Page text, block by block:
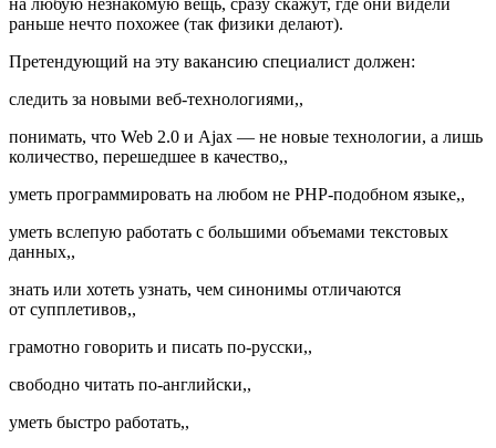
раньше нечто похожее (так физики делают).
Претендующий на эту вакансию специалист должен:
следить за новыми веб-технологиями,,
понимать, что Web 2.0 и Ajax — не новые технологии, а лишь
количество, перешедшее в качество,,
уметь программировать на любом не PHP-подобном языке,,
уметь вслепую работать с большими объемами текстовых
данных,,
знать или хотеть узнать, чем синонимы отличаются
от супплетивов,,
грамотно говорить и писать по-русски,,
свободно читать по-английски,,
уметь быстро работать,,